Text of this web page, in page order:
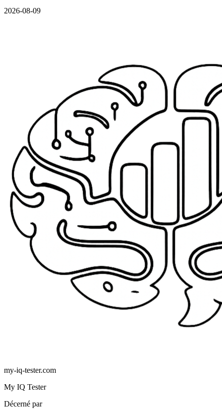
2026-08-09
my-iq-tester.com
My IQ Tester
Décerné par